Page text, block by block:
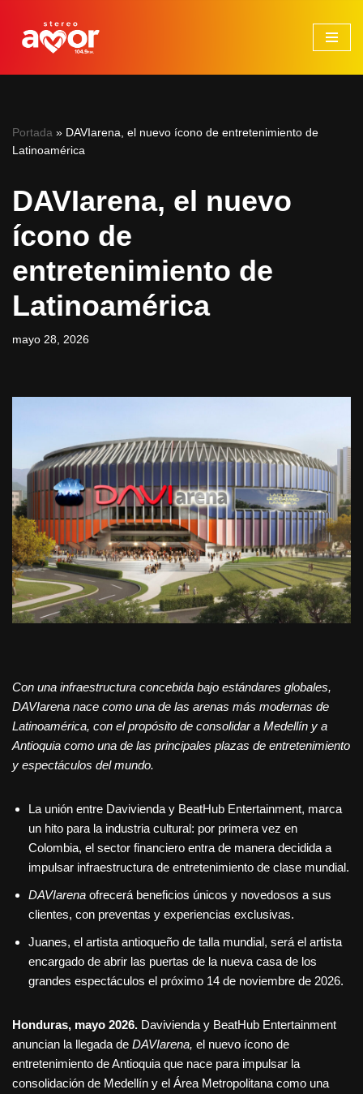
Saltar
Portada » DAVIarena, el nuevo ícono de entretenimiento de
Latinoamérica
DAVIarena, el nuevo
ícono de
entretenimiento de
Latinoamérica
mayo 28, 2026
Con una infraestructura concebida bajo estándares globales,
DAVIarena nace como una de las arenas más modernas de
Latinoamérica, con el propósito de consolidar a Medellín y a
Antioquia como una de las principales plazas de entretenimiento
y espectáculos del mundo.
La unión entre Davivienda y BeatHub Entertainment, marca
un hito para la industria cultural: por primera vez en
Colombia, el sector financiero entra de manera decidida a
impulsar infraestructura de entretenimiento de clase mundial.
DAVIarena ofrecerá beneficios únicos y novedosos a sus
clientes, con preventas y experiencias exclusivas.
Juanes, el artista antioqueño de talla mundial, será el artista
encargado de abrir las puertas de la nueva casa de los
grandes espectáculos el próximo 14 de noviembre de 2026.
Honduras, mayo 2026. Davivienda y BeatHub Entertainment
anuncian la llegada de DAVIarena, el nuevo ícono de
entretenimiento de Antioquia que nace para impulsar la
consolidación de Medellín y el Área Metropolitana como una